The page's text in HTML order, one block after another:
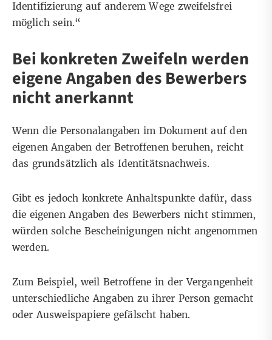
Identifizierung auf anderem Wege zweifelsfrei
möglich sein.“
Bei konkreten Zweifeln werden
eigene Angaben des Bewerbers
nicht anerkannt
Wenn die Personalangaben im Dokument auf den
eigenen Angaben der Betroffenen beruhen, reicht
das grundsätzlich als Identitätsnachweis.
Gibt es jedoch konkrete Anhaltspunkte dafür, dass
die eigenen Angaben des Bewerbers nicht stimmen,
würden solche Bescheinigungen nicht angenommen
werden.
Zum Beispiel, weil Betroffene in der Vergangenheit
unterschiedliche Angaben zu ihrer Person gemacht
oder Ausweispapiere gefälscht haben.